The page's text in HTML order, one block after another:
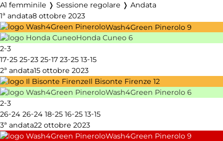
A1 femminile ❭ Sessione regolare ❭ Andata
1ª andata8 ottobre 2023
Wash4Green Pinerolo 9
Honda Cuneo 6
2-3
17-25 25-23 25-17 23-25 13-15
2ª andata15 ottobre 2023
Il Bisonte Firenze 12
Wash4Green Pinerolo 6
2-3
26-24 26-24 18-25 16-25 13-15
3ª andata22 ottobre 2023
Wash4Green Pinerolo 9